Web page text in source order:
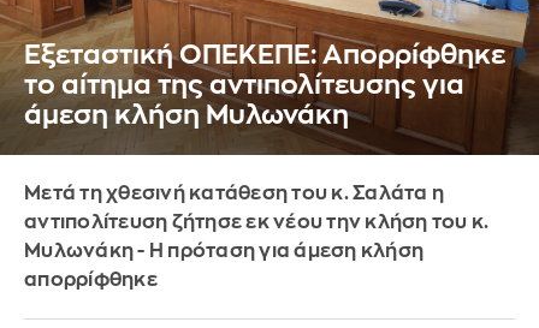
Εξεταστική ΟΠΕΚΕΠΕ: Απορρίφθηκε
το αίτημα της αντιπολίτευσης για
άμεση κλήση Μυλωνάκη
Μετά τη χθεσινή κατάθεση του κ. Σαλάτα η
αντιπολίτευση ζήτησε εκ νέου την κλήση του κ.
Μυλωνάκη - Η πρόταση για άμεση κλήση
απορρίφθηκε